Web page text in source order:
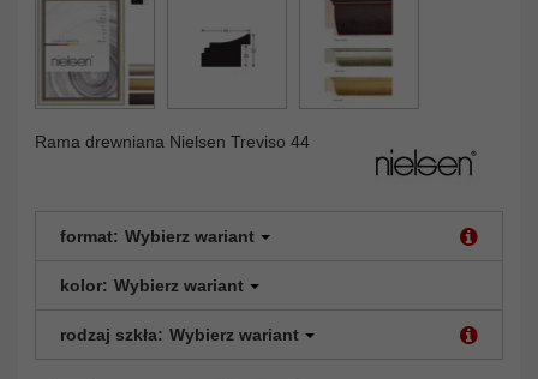
Rama drewniana Nielsen Treviso 44
format: Wybierz wariant
kolor: Wybierz wariant
rodzaj szkła: Wybierz wariant